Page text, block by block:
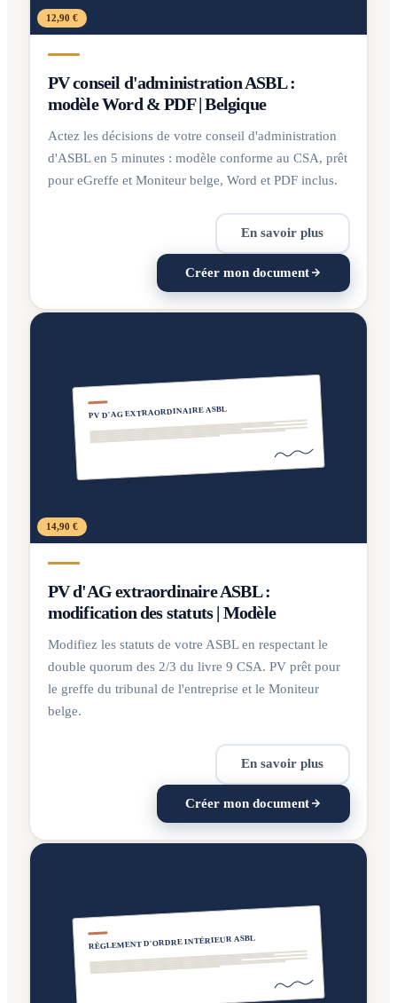
12,90 €
PV conseil d'administration ASBL :
modèle Word & PDF | Belgique
Actez les décisions de votre conseil d'administration
d'ASBL en 5 minutes : modèle conforme au CSA, prêt
pour eGreffe et Moniteur belge, Word et PDF inclus.
En savoir plus
Créer mon document
PV D'AG EXTRAORDINAIRE ASBL
14,90 €
PV d'AG extraordinaire ASBL :
modification des statuts | Modèle
Modifiez les statuts de votre ASBL en respectant le
double quorum des 2/3 du livre 9 CSA. PV prêt pour
le greffe du tribunal de l'entreprise et le Moniteur
belge.
En savoir plus
Créer mon document
RÈGLEMENT D'ORDRE INTÉRIEUR ASBL